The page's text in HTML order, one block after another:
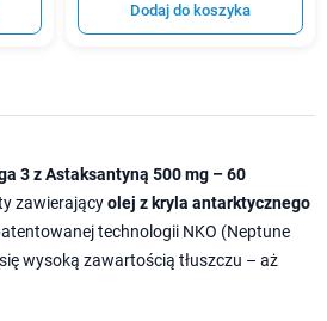
Dodaj do koszyka
3 z Astaksantyną 500 mg – 60
zawierającyolej z kryla antarktycznego
technologii NKO (Neptune
wysoką zawartością tłuszczu – aż